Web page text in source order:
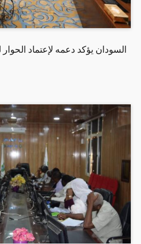
السودان يؤكد دعمه لإعتماد